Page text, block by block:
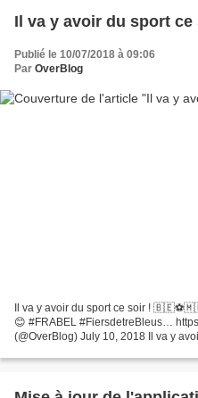
Il va y avoir du sport
Publié le 10/07/2018 à 09:06
Par OverBlog
Il va y avoir du sport ce soir !
😊 #FRABEL #FiersdetreBleus…
(@OverBlog) July 10, 2018 Il va y